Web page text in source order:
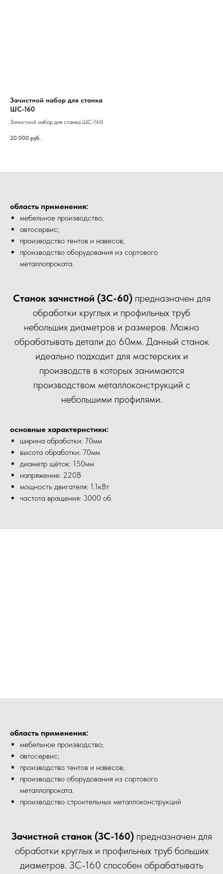
Зачистной набор для станка
ШС-160
Зачистной набор для станка ШС-160
20 000 руб.
область применения:
мебельное производство;
автосервис;
производство тентов и навесов;
производство оборудования из сортового
металлопроката.
Станок зачистной (ЗС-60) предназначен для
обработки круглых и профильных труб
небольших диаметров и размеров. Можно
обрабатывать детали до 60мм. Данный станок
идеально подходит для мастерских и
производств в которых занимаются
производством металлоконструкций с
небольшими профилями.
основные характеристики:
ширина обработки: 70мм
высота обработки: 70мм
диаметр щёток: 150мм
напряжение: 220В
мощность двигателя: 1.1кВт
частота вращения: 3000 об.
область применения:
мебельное производство;
автосервис;
производство тентов и навесов;
производство оборудования из сортового
металлопроката.
производство строительных металлоконструкций
Зачистной станок (ЗС-160)предназначен для
обработки круглых и профильных труб больших
диаметров. ЗС-160 способен обрабатывать